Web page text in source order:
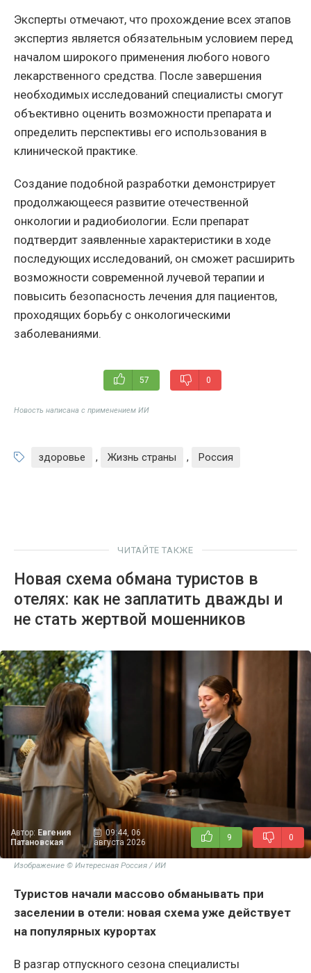
Эксперты отмечают, что прохождение всех этапов
экспертиз является обязательным условием перед
началом широкого применения любого нового
лекарственного средства. После завершения
необходимых исследований специалисты смогут
объективно оценить возможности препарата и
определить перспективы его использования в
клинической практике.
Создание подобной разработки демонстрирует
продолжающееся развитие отечественной
онкологии и радиобиологии. Если препарат
подтвердит заявленные характеристики в ходе
последующих исследований, он сможет расширить
возможности современной лучевой терапии и
повысить безопасность лечения для пациентов,
проходящих борьбу с онкологическими
заболеваниями.
57 0
Новость написана с применением ИИ
здоровье , Жизнь страны , Россия
ЧИТАЙТЕ ТАКЖЕ
Новая схема обмана туристов в
отелях: как не заплатить дважды и
не стать жертвой мошенников
Автор: Евгения
Патановская
09:44, 06
августа 2026
9 0
Изображение © Интересная Россия / ИИ
Туристов начали массово обманывать при
заселении в отели: новая схема уже действует
на популярных курортах
В разгар отпускного сезона специалисты